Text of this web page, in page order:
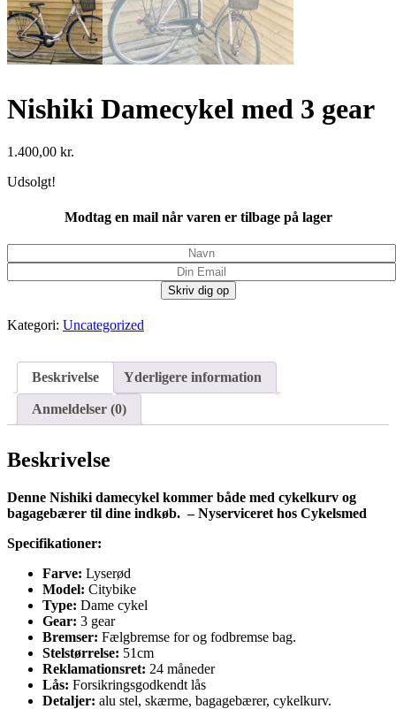
Nishiki Damecykel med 3 gear
1.400,00 kr.
Udsolgt!
Modtag en mail når varen er tilbage på lager
Kategori: Uncategorized
Beskrivelse Yderligere information
Anmeldelser (0)
Beskrivelse
Denne Nishiki damecykel kommer både med cykelkurv og
bagagebærer til dine indkøb. – Nyserviceret hos Cykelsmed
Specifikationer:
Farve: Lyserød
Model: Citybike
Type: Dame cykel
Gear: 3 gear
Bremser: Fælgbremse for og fodbremse bag.
Stelstørrelse: 51cm
Reklamationsret: 24 måneder
Lås: Forsikringsgodkendt lås
Detaljer: alu stel, skærme, bagagebærer, cykelkurv.